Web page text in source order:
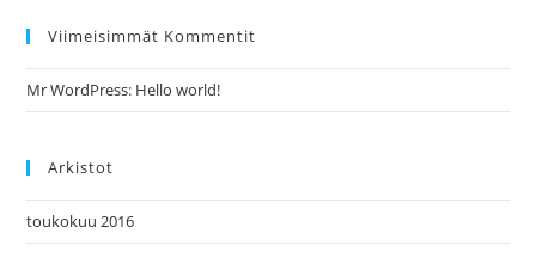
Viimeisimmät Kommentit
Mr WordPress: Hello world!
Arkistot
toukokuu 2016